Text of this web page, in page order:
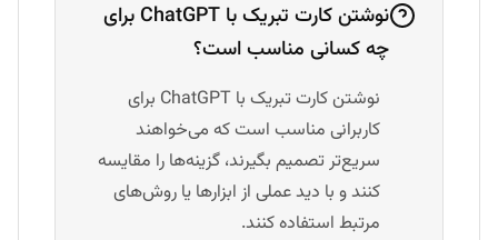
نوشتن کارت تبریک با ChatGPT برای
چه کسانی مناسب است؟
نوشتن کارت تبریک با ChatGPT برای
کاربرانی مناسب است که می‌خواهند
سریع‌تر تصمیم بگیرند، گزینه‌ها را مقایسه
کنند و با دید عملی از ابزارها یا روش‌های
مرتبط استفاده کنند.